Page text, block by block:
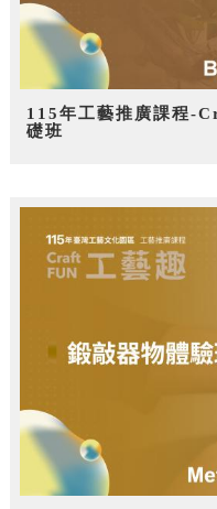
115年工藝推廣課程-
礎班